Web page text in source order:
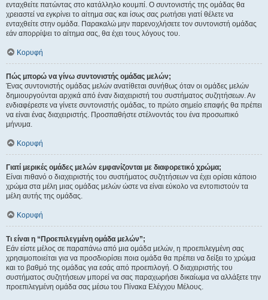
ενταχθείτε πατώντας στο κατάλληλο κουμπί. Ο συντονιστής της ομάδας θα
χρειαστεί να εγκρίνει το αίτημα σας και ίσως σας ρωτήσει γιατί θέλετε να
ενταχθείτε στην ομάδα. Παρακαλώ μην παρενοχλήσετε τον συντονιστή ομάδας
εάν απορρίψει το αίτημα σας, θα έχει τους λόγους του.
Κορυφή
Πώς μπορώ να γίνω συντονιστής ομάδας μελών;
Ένας συντονιστής ομάδας μελών ανατίθεται συνήθως όταν οι ομάδες μελών
δημιουργούνται αρχικά από έναν διαχειριστή του συστήματος συζητήσεων. Αν
ενδιαφέρεστε να γίνετε συντονιστής ομάδας, το πρώτο σημείο επαφής θα πρέπει
να είναι ένας διαχειριστής. Προσπαθήστε στέλνοντάς του ένα προσωπικό
μήνυμα.
Κορυφή
Γιατί μερικές ομάδες μελών εμφανίζονται με διαφορετικό χρώμα;
Είναι πιθανό ο διαχειριστής του συστήματος συζητήσεων να έχει ορίσει κάποιο
χρώμα στα μέλη μιας ομάδας μελών ώστε να είναι εύκολο να εντοπιστούν τα
μέλη αυτής της ομάδας.
Κορυφή
Τι είναι η “Προεπιλεγμένη ομάδα μελών”;
Εάν είστε μέλος σε παραπάνω από μια ομάδα μελών, η προεπιλεγμένη σας
χρησιμοποιείται για να προσδιορίσει ποια ομάδα θα πρέπει να δείξει το χρώμα
και το βαθμό της ομάδας για εσάς από προεπιλογή. Ο διαχειριστής του
συστήματος συζητήσεων μπορεί να σας παραχωρήσει δικαίωμα να αλλάξετε την
προεπιλεγμένη ομάδα σας μέσω του Πίνακα Ελέγχου Μέλους.